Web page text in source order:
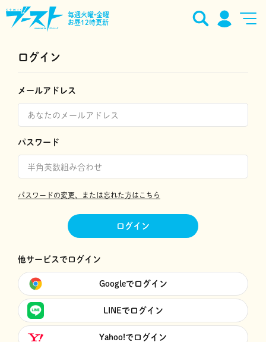
毎週火曜•金曜
お昼12時更新
ログイン
メールアドレス
パスワード
パスワードの変更、または忘れた方はこちら
ログイン
他サービスでログイン
Googleでログイン
LINEでログイン
Yahoo!でログイン